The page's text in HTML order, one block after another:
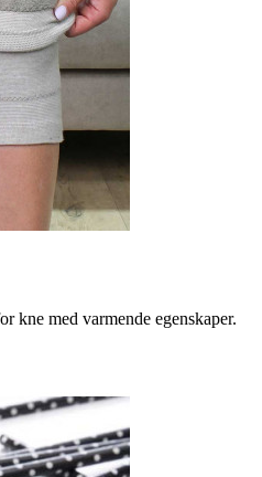
kne med ­varmende egen­skaper.